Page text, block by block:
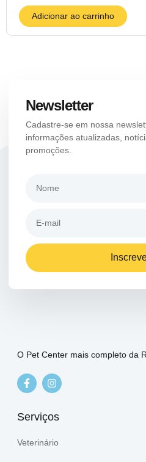
Adicionar ao carrinho
Newsletter
Cadastre-se em nossa
informações atualizadas,
promoções.
O Pet Center mais completo da
Serviços
Veterinário